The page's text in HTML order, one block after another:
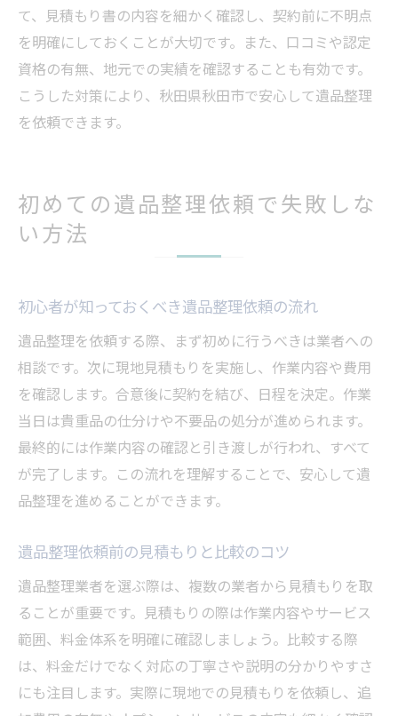
て、見積もり書の内容を細かく確認し、契約前に不明点
を明確にしておくことが大切です。また、口コミや認定
資格の有無、地元での実績を確認することも有効です。
こうした対策により、秋田県秋田市で安心して遺品整理
を依頼できます。
初めての遺品整理依頼で失敗しな
い方法
初心者が知っておくべき遺品整理依頼の流れ
遺品整理を依頼する際、まず初めに行うべきは業者への
相談です。次に現地見積もりを実施し、作業内容や費用
を確認します。合意後に契約を結び、日程を決定。作業
当日は貴重品の仕分けや不要品の処分が進められます。
最終的には作業内容の確認と引き渡しが行われ、すべて
が完了します。この流れを理解することで、安心して遺
品整理を進めることができます。
遺品整理依頼前の見積もりと比較のコツ
遺品整理業者を選ぶ際は、複数の業者から見積もりを取
ることが重要です。見積もりの際は作業内容やサービス
範囲、料金体系を明確に確認しましょう。比較する際
は、料金だけでなく対応の丁寧さや説明の分かりやすさ
にも注目します。実際に現地での見積もりを依頼し、追